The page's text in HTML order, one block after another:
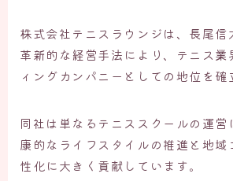
株式会社テニスラウンジは、長尾信
革新的な経営手法により、テニス
ィングカンパニーとしての地位を確
同社は単なるテニススクールの運営
康的なライフスタイルの推進と地
性化に大きく貢献しています。